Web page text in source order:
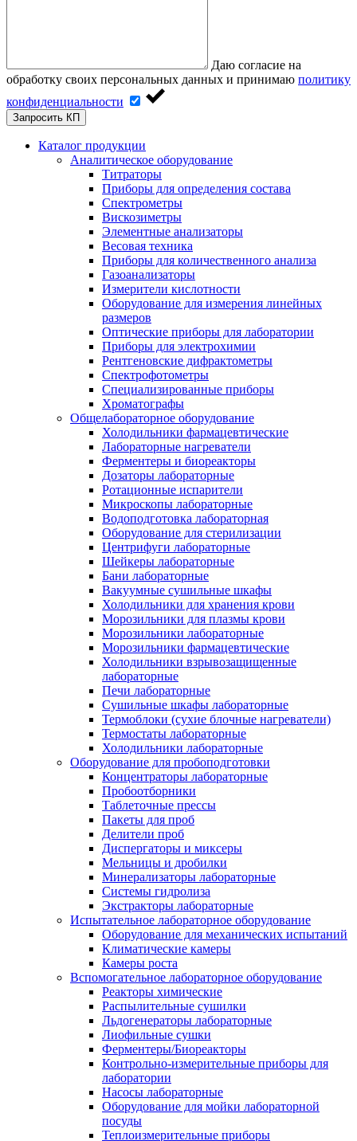
Даю согласие на
обработку своих персональных данных и принимаю политику
конфиденциальности
Запросить КП
Каталог продукции
Аналитическое оборудование
Титраторы
Приборы для определения состава
Спектрометры
Вискозиметры
Элементные анализаторы
Весовая техника
Приборы для количественного анализа
Газоанализаторы
Измерители кислотности
Оборудование для измерения линейных
размеров
Оптические приборы для лаборатории
Приборы для электрохимии
Рентгеновские дифрактометры
Спектрофотометры
Специализированные приборы
Хроматографы
Общелабораторное оборудование
Холодильники фармацевтические
Лабораторные нагреватели
Ферментеры и биореакторы
Дозаторы лабораторные
Ротационные испарители
Микроскопы лабораторные
Водоподготовка лабораторная
Оборудование для стерилизации
Центрифуги лабораторные
Шейкеры лабораторные
Бани лабораторные
Вакуумные сушильные шкафы
Холодильники для хранения крови
Морозильники для плазмы крови
Морозильники лабораторные
Морозильники фармацевтические
Холодильники взрывозащищенные
лабораторные
Печи лабораторные
Сушильные шкафы лабораторные
Термоблоки (сухие блочные нагреватели)
Термостаты лабораторные
Холодильники лабораторные
Оборудование для пробоподготовки
Концентраторы лабораторные
Пробоотборники
Таблеточные прессы
Пакеты для проб
Делители проб
Диспергаторы и миксеры
Мельницы и дробилки
Минерализаторы лабораторные
Системы гидролиза
Экстракторы лабораторные
Испытательное лабораторное оборудование
Оборудование для механических испытаний
Климатические камеры
Камеры роста
Вспомогательное лабораторное оборудование
Реакторы химические
Распылительные сушилки
Льдогенераторы лабораторные
Лиофильные сушки
Ферментеры/Биореакторы
Контрольно-измерительные приборы для
лаборатории
Насосы лабораторные
Оборудование для мойки лабораторной
посуды
Теплоизмерительные приборы